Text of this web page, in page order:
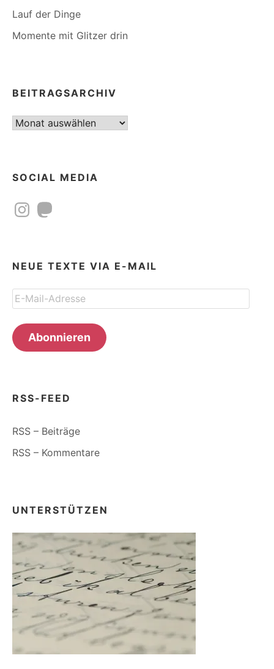
Lauf der Dinge
Momente mit Glitzer drin
BEITRAGSARCHIV
Beitragsarchiv
SOCIAL MEDIA
InstagramMastodon
NEUE TEXTE VIA E-MAIL
E-
Mail-
Adresse
Abonnieren
RSS-FEED
RSS – Beiträge
RSS – Kommentare
UNTERSTÜTZEN